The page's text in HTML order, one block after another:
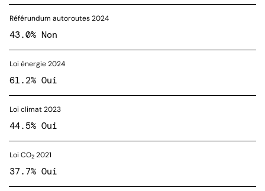
Référundum autoroutes 2024
43.0% Non
Loi énergie 2024
61.2% Oui
Loi climat 2023
44.5% Oui
Loi CO2 2021
37.7% Oui